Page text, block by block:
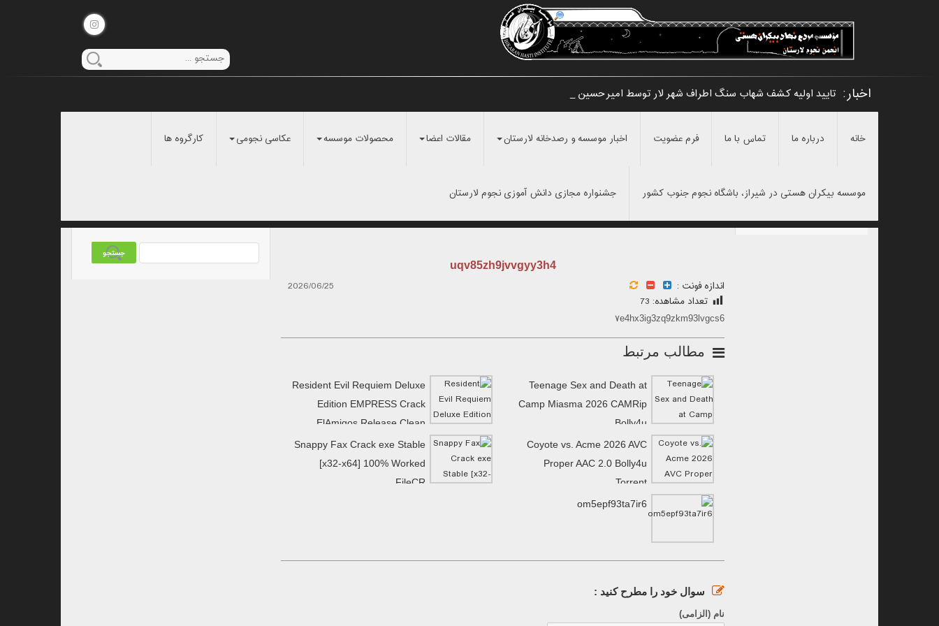
اخبار: تایید اولیه کشف شهاب سنگ اطراف شهر لار توسط امیرحسین مرا _
خانه درباره ما تماس با ما فرم عضویت اخبار موسسه و رصدخانه لارستان مقالات اعضا محصولات موسسه عکاسی نجومی کارگروه ها
موسسه بیکران هستی در شیراز، باشگاه نجوم جنوب کشور جشنواره مجازی دانش آموزی نجوم لارستان
uqv85zh9jvvgyy3h4
اندازه فونت :
2026/06/25
تعداد مشاهده: 73
۷e4hx3ig3zq9zkm93lvgcs6
مطالب مرتبط
Teenage Sex and Death at
Camp Miasma 2026 CAMRip
Bolly4u
Resident Evil Requiem Deluxe
Edition EMPRESS Crack
ElAmigos Release Clean
MediaFire
Coyote vs. Acme 2026 AVC
Proper AAC 2.0 Bolly4u
Torrent
Snappy Fax Crack exe Stable
[x32-x64] 100% Worked
FileCR
om5epf93ta7ir6
سوال خود را مطرح کنید :
نام (الزامی)